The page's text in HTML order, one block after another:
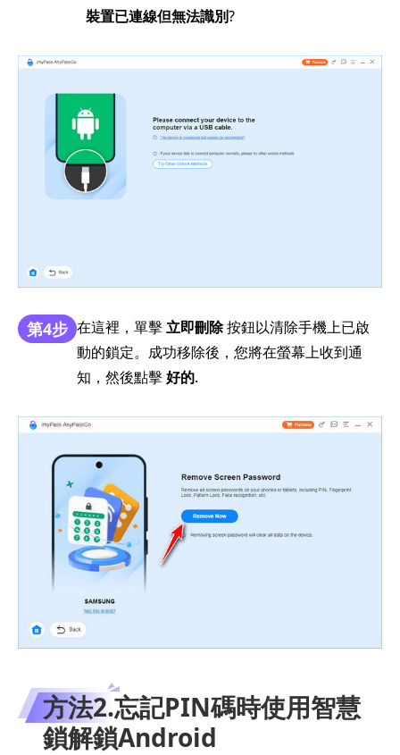
裝置已連線但無法識別?
第4步 在這裡，單擊立即刪除按鈕以清除手機上已啟
動的鎖定。成功移除後，您將在螢幕上收到通
知，然後點擊好的.
方法2.忘記PIN碼時使用智慧
鎖解鎖Android